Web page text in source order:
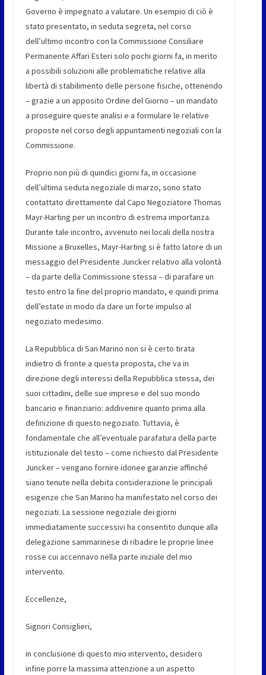
Governo è impegnato a valutare. Un esempio di ciò è
stato presentato, in seduta segreta, nel corso
dell’ultimo incontro con la Commissione Consiliare
Permanente Affari Esteri solo pochi giorni fa, in merito
a possibili soluzioni alle problematiche relative alla
libertà di stabilimento delle persone fisiche, ottenendo
– grazie a un apposito Ordine del Giorno – un mandato
a proseguire queste analisi e a formulare le relative
proposte nel corso degli appuntamenti negoziali con la
Commissione.
Proprio non più di quindici giorni fa, in occasione
dell’ultima seduta negoziale di marzo, sono stato
contattato direttamente dal Capo Negoziatore Thomas
Mayr-Harting per un incontro di estrema importanza.
Durante tale incontro, avvenuto nei locali della nostra
Missione a Bruxelles, Mayr-Harting si è fatto latore di un
messaggio del Presidente Juncker relativo alla volontà
– da parte della Commissione stessa – di parafare un
testo entro la fine del proprio mandato, e quindi prima
dell’estate in modo da dare un forte impulso al
negoziato medesimo.
La Repubblica di San Marino non si è certo tirata
indietro di fronte a questa proposta, che va in
direzione degli interessi della Repubblica stessa, dei
suoi cittadini, delle sue imprese e del suo mondo
bancario e finanziario: addivenire quanto prima alla
definizione di questo negoziato. Tuttavia, è
fondamentale che all’eventuale parafatura della parte
istituzionale del testo – come richiesto dal Presidente
Juncker – vengano fornire idonee garanzie affinché
siano tenute nella debita considerazione le principali
esigenze che San Marino ha manifestato nel corso dei
negoziati. La sessione negoziale dei giorni
immediatamente successivi ha consentito dunque alla
delegazione sammarinese di ribadire le proprie linee
rosse cui accennavo nella parte iniziale del mio
intervento.
Eccellenze,
Signori Consiglieri,
in conclusione di questo mio intervento, desidero
infine porre la massima attenzione a un aspetto